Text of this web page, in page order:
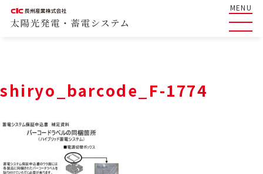
MENU
shiryo_barcode_F-1774